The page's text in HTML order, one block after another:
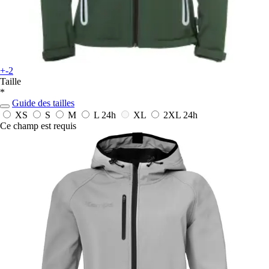
+-2
Taille
*
Guide des tailles
XS
S M L 24h XL 2XL 24h
Ce champ est requis